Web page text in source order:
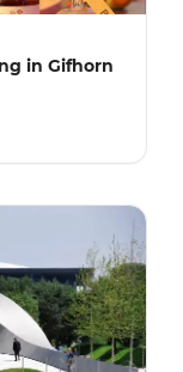
Gin-Tasting in Gifhorn